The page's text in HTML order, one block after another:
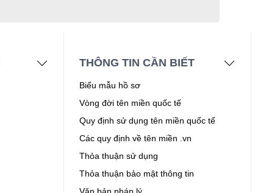
THÔNG TIN CẦN BIẾT
Biểu mẫu hồ sơ
Vòng đời tên miền quốc tế
Quy định sử dụng tên miền quốc tế
Các quy định về tên miền .vn
Thỏa thuận sử dụng
Thỏa thuận bảo mật thông tin